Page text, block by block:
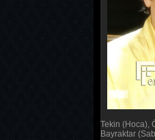
Tekin (Hoca),
Bayraktar